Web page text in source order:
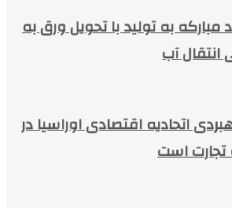
به تولید با تحویل ورق به
انتقال آب
اتحادیه اقتصادی اوراسیا در
است